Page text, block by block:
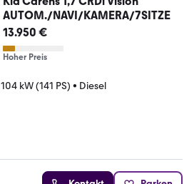
AUTOM./NAVI/KAMERA/7SITZE
13.950 €
Hoher Preis
104 kW (141 PS) • Diesel